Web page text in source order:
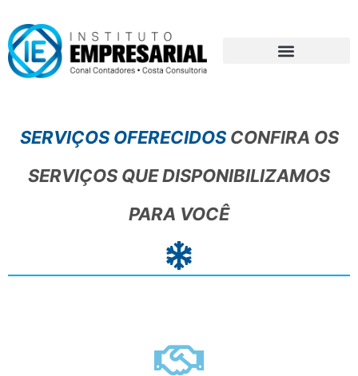
para
conteúdo
SERVIÇOS OFERECIDOSCONFIRA OS
SERVIÇOS QUE DISPONIBILIZAMOS
PARA VOCÊ